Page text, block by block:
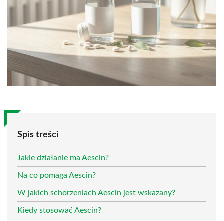
Spis treści
Jakie działanie ma Aescin?
Na co pomaga Aescin?
W jakich schorzeniach Aescin jest wskazany?
Kiedy stosować Aescin?